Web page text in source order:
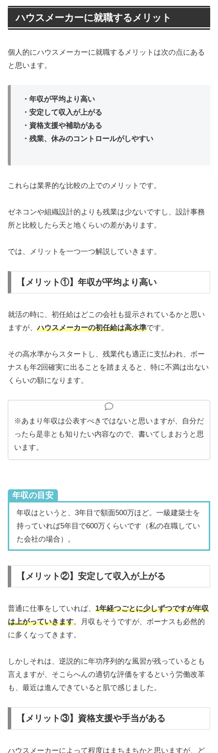
ハウスメーカーに就職するメリット
個人的にハウスメーカーに就職するメリットは次の点にある
と思います。
・年収が平均より高い
・安定して収入が上がる
・資格支援や補助がある
・残業、休みのコントロールがしやすい
これらは業界的な比較の上でのメリットです。
ゼネコンや組織設計的よりも残業は少ないですし、設計事務
所と比較したら天と地くらいの差があります。
では、メリットを一つ一つ解説していきます。
【メリット①】年収が平均より高い
就活の時に、初任給はどこの会社も提示されているかと思い
ますが、ハウスメーカーの初任給は高水準です。
その高水準からスタートし、残業代も適正に支払われ、ボー
ナスも年2回確実に出ることを踏まえると、特に不満は出ない
くらいの額になります。
※あまり年収は公表すべきではないと思いますが、自分だ
ったら是非とも知りたい内容なので、書いてしまおうと思
います。
年収の目安
年収はというと、3年目で額面500万ほど。一級建築士を
持っていれば5年目で600万くらいです（私の在職してい
た会社の場合）。
【メリット②】安定して収入が上がる
普通に仕事をしていれば、 1年経つごとに少しずつですが年収
は上がっていきます。月収もそうですが、ボーナスも必然的
に多くなってきます。
しかしそれは、逆説的に年功序列的な風習が残っているとも
言えますが、そこらへんの適切な評価をするという労働改革
も、最近は進んできていると肌で感じました。
【メリット③】資格支援や手当がある
ハウスメーカーによって程度はまちまちかと思いますが、ど